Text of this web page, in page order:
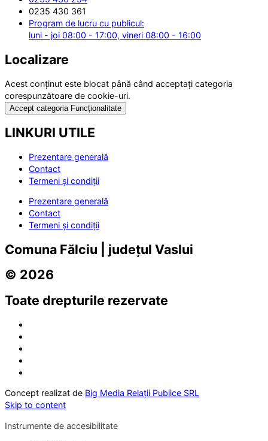
0235 430 361
Program de lucru cu publicul:
luni - joi 08:00 - 17:00, vineri 08:00 - 16:00
Localizare
Acest conținut este blocat până când acceptați categoria
corespunzătoare de cookie-uri.
Accept categoria Funcționalitate
LINKURI UTILE
Prezentare generală
Contact
Termeni și condiții
Prezentare generală
Contact
Termeni și condiții
Comuna Fălciu | județul Vaslui
© 2026
Toate drepturile rezervate
Concept realizat de Big Media Relații Publice SRL
Skip to content
Instrumente de accesibilitate